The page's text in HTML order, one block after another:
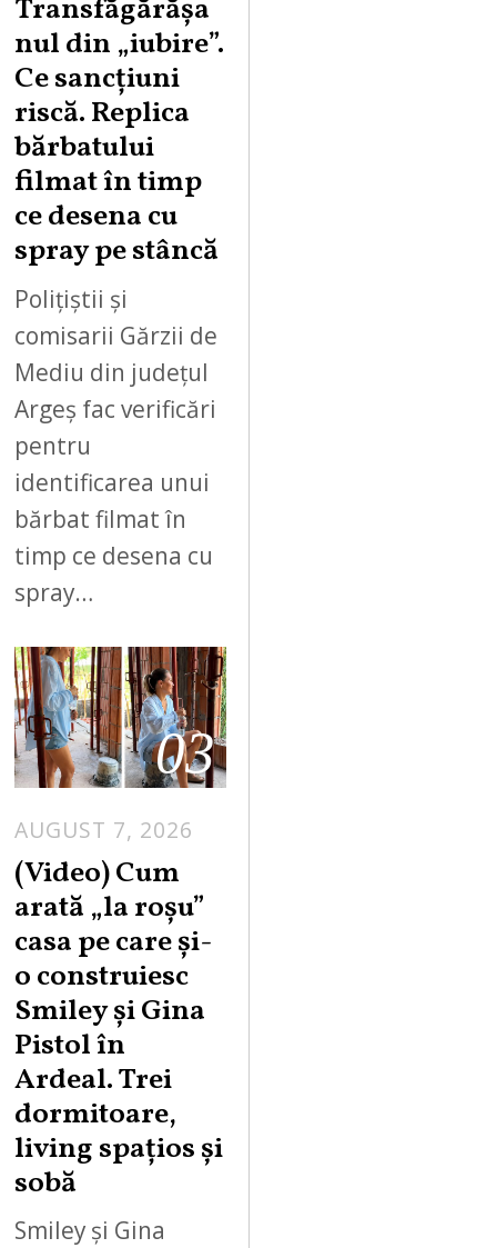
7
,
Transfăgărășa
nul din „iubire”.
Ce sancțiuni
riscă. Replica
bărbatului
filmat în timp
ce desena cu
spray pe stâncă
Polițiștii și
comisarii Gărzii de
Mediu din județul
Argeș fac verificări
pentru
identificarea unui
bărbat filmat în
timp ce desena cu
spray…
03
AUGUST 7, 2026
(Video) Cum
arată „la roşu”
casa pe care şi-
o construiesc
Smiley şi Gina
Pistol în
Ardeal. Trei
dormitoare,
living spațios și
sobă
Smiley și Gina